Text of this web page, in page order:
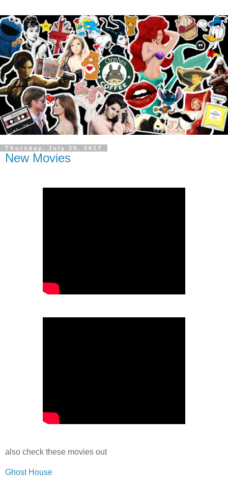
Thursday, July 20, 2017
New Movies
also check these movies out
Ghost House